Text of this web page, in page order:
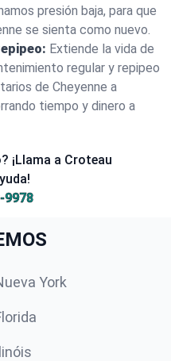
presión baja, para que
se sienta como nuevo.
Extiende la vida de
regular y repipeo
de Cheyenne a
tiempo y dinero a
¡Llama a Croteau
9978
York